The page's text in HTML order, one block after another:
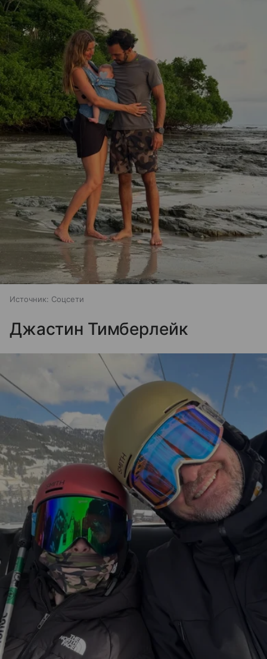
Источник: Соцсети
Джастин Тимберлейк